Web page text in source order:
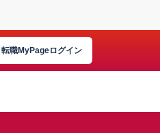
転職MyPageログイン